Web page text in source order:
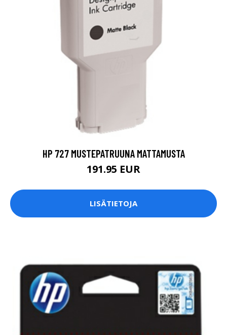
HP 727 MUSTEPATRUUNA MATTAMUSTA
191.95 EUR
LISÄTIETOJA